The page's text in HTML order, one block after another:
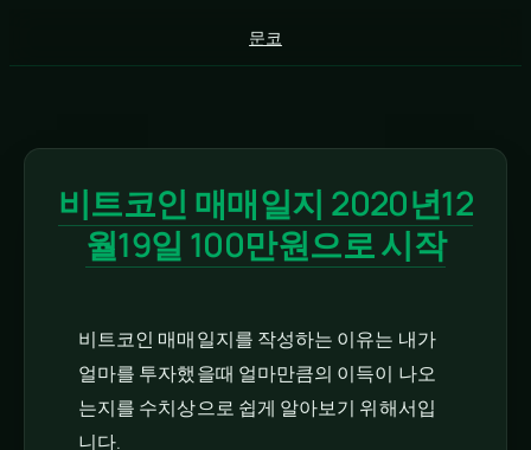
문코
비트코인 매매일지 2020년12
월19일 100만원으로 시작
비트코인 매매일지를 작성하는 이유는 내가
얼마를 투자했을때 얼마만큼의 이득이 나오
는지를 수치상으로 쉽게 알아보기 위해서입
니다.